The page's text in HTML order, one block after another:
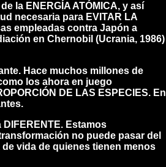
la ENERGÍA ATÓMICA, y así
necesaria para EVITAR LA
empleadas contra Japón a
en Chernobil (Ucrania, 1986)
Hace muchos millones de
los ahora en juego
DE LAS ESPECIES. En
Estamos
no puede pasar del
vida de quienes tienen menos